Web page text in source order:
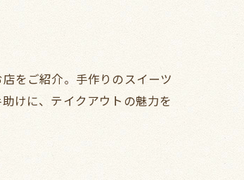
をご紹介。手作りのスイーツ
けに、テイクアウトの魅力を